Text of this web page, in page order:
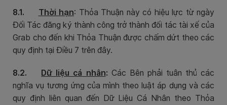
8.1. Thời hạn: Thỏa Thuận này có hiệu lực từ ngày
Đối Tác đăng ký thành công trở thành đối tác tài xế của
Grab cho đến khi Thỏa Thuận được chấm dứt theo các
quy định tại Điều 7 trên đây.
8.2. Dữ liệu cá nhân: Các Bên phải tuân thủ các
nghĩa vụ tương ứng của mình theo luật áp dụng và các
quy định liên quan đến Dữ Liệu Cá Nhân theo Thỏa